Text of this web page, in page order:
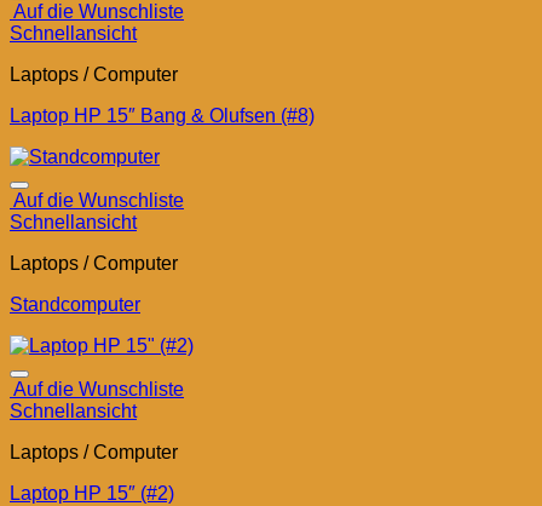
Auf die Wunschliste
Schnellansicht
Laptops / Computer
Laptop HP 15″ Bang & Olufsen (#8)
Auf die Wunschliste
Schnellansicht
Laptops / Computer
Standcomputer
Auf die Wunschliste
Schnellansicht
Laptops / Computer
Laptop HP 15″ (#2)